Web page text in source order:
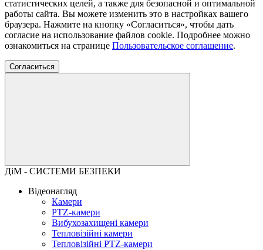
статистических целей, а также для безопасной и оптимальной
работы сайта. Вы можете изменить это в настройках вашего
браузера. Нажмите на кнопку «Согласиться», чтобы дать
согласие на использование файлов cookie. Подробнее можно
ознакомиться на странице Пользовательское соглашение.
Согласиться
ДіМ - СИСТЕМИ БЕЗПЕКИ
Відеонагляд
Камери
PTZ-камери
Вибухозахищені камери
Тепловізійні камери
Тепловізійні PTZ-камери